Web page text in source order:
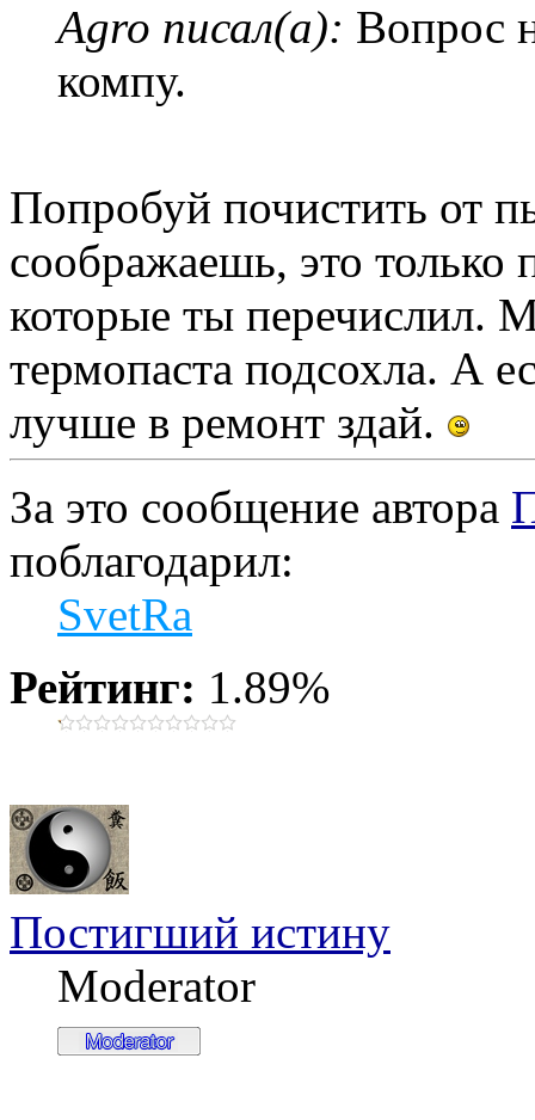
Agro писал(а): Вопрос
компу.
Попробуй почистить от
соображаешь, это только
которые ты перечислил.
термопаста подсохла. А
лучше в ремонт здай.
За это сообщение автора
поблагодарил:
SvetRa
Рейтинг: 1.89%
Постигший истину
Moderator